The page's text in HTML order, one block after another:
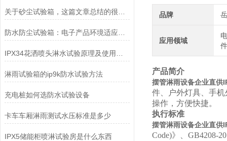
淋雨试验箱的ip9k防水试验方法
充电桩如何选防水试验设备
卡车车厢淋雨测试水压标准是多少
IPX5储能柜喷淋试验房是什么东西
品牌
应用领域
产品简介
摆管淋雨设备企业直供
件、户外灯具、手
操作，方便快捷。
执行标准
摆管淋雨设备企业直供
Code)》、GB4208-